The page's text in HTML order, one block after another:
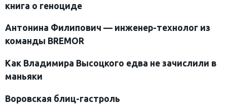
книга о геноциде
Антонина Филипович — инженер-технолог из
команды BREMOR
Как Владимира Высоцкого едва не зачислили в
маньяки
Воровская блиц-гастроль